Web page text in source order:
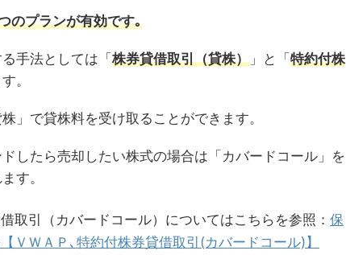
のプランが有効です｡
手法としては「 株券貸借取引（貸株） 」と「 特約付株
。
」で貸株料を受け取ることができます。
したら売却したい株式の場合は「カバードコール」を
す。
取引（カバードコール）についてはこちらを参照： 保
ＶＷＡＰ､特約付株券貸借取引(カバードコール)】